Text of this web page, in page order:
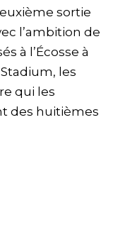
sortie
l’ambition de
à l’Écosse à
les
qui les
des huitièmes